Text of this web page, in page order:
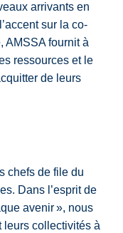
arrivants en
sur la co-
AMSSA fournit à
ressources et le
de leurs
chefs de file du
Dans l’esprit de
avenir », nous
leurs collectivités à